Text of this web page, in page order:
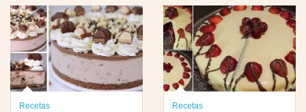
Recetas
Recetas